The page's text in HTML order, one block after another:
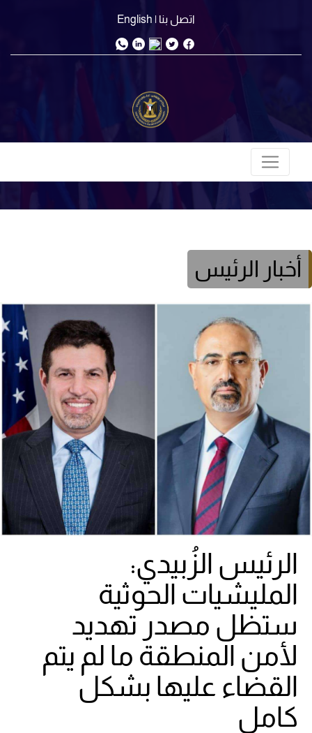
اتصل بنا | English
أخبار الرئيس
الرئيس الزُبيدي:
المليشيات الحوثية
ستظل مصدر تهديد
لأمن المنطقة ما لم يتم
القضاء عليها بشكل
كامل